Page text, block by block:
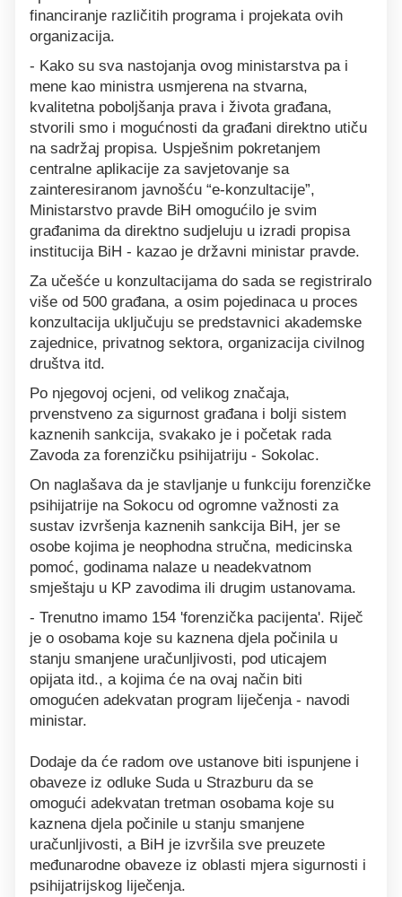
financiranje različitih programa i projekata ovih
organizacija.
- Kako su sva nastojanja ovog ministarstva pa i
mene kao ministra usmjerena na stvarna,
kvalitetna poboljšanja prava i života građana,
stvorili smo i mogućnosti da građani direktno utiču
na sadržaj propisa. Uspješnim pokretanjem
centralne aplikacije za savjetovanje sa
zainteresiranom javnošću “e-konzultacije”,
Ministarstvo pravde BiH omogućilo je svim
građanima da direktno sudjeluju u izradi propisa
institucija BiH - kazao je državni ministar pravde.
Za učešće u konzultacijama do sada se registriralo
više od 500 građana, a osim pojedinaca u proces
konzultacija uključuju se predstavnici akademske
zajednice, privatnog sektora, organizacija civilnog
društva itd.
Po njegovoj ocjeni, od velikog značaja,
prvenstveno za sigurnost građana i bolji sistem
kaznenih sankcija, svakako je i početak rada
Zavoda za forenzičku psihijatriju - Sokolac.
On naglašava da je stavljanje u funkciju forenzičke
psihijatrije na Sokocu od ogromne važnosti za
sustav izvršenja kaznenih sankcija BiH, jer se
osobe kojima je neophodna stručna, medicinska
pomoć, godinama nalaze u neadekvatnom
smještaju u KP zavodima ili drugim ustanovama.
- Trenutno imamo 154 'forenzička pacijenta'. Riječ
je o osobama koje su kaznena djela počinila u
stanju smanjene uračunljivosti, pod uticajem
opijata itd., a kojima će na ovaj način biti
omogućen adekvatan program liječenja - navodi
ministar.
Dodaje da će radom ove ustanove biti ispunjene i
obaveze iz odluke Suda u Strazburu da se
omogući adekvatan tretman osobama koje su
kaznena djela počinile u stanju smanjene
uračunljivosti, a BiH je izvršila sve preuzete
međunarodne obaveze iz oblasti mjera sigurnosti i
psihijatrijskog liječenja.